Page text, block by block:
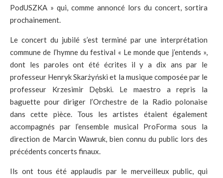
PodUSZKA » qui, comme annoncé lors du concert, sortira
prochainement.
Le concert du jubilé s’est terminé par une interprétation
commune de l’hymne du festival « Le monde que j’entends »,
dont les paroles ont été écrites il y a dix ans par le
professeur Henryk Skarżyński et la musique composée par le
professeur Krzesimir Dębski. Le maestro a repris la
baguette pour diriger l’Orchestre de la Radio polonaise
dans cette pièce. Tous les artistes étaient également
accompagnés par l’ensemble musical ProForma sous la
direction de Marcin Wawruk, bien connu du public lors des
précédents concerts finaux.
Ils ont tous été applaudis par le merveilleux public, qui